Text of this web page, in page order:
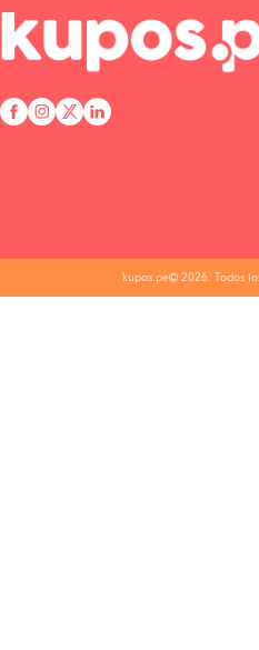
kupos.pe© 2026. Todos